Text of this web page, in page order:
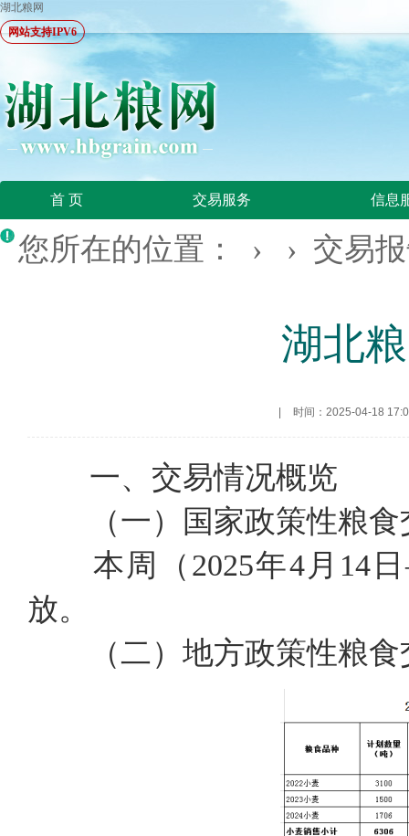
湖北粮网
网站支持IPV6
首 页 交易服务 信息
您所在的位置： › › 交易
湖北
时间：2025-04-18
一、交易情况概览
（一）国家政策性粮
本周（2025年4月14
放。
（二）地方政策性粮